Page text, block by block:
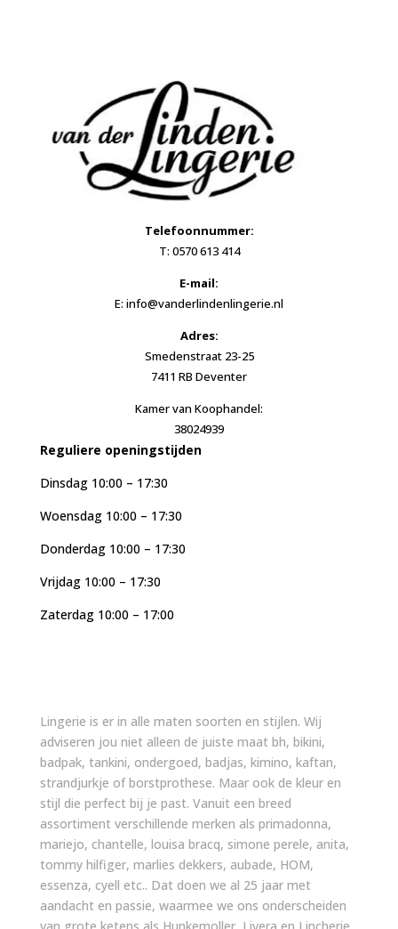
Telefoonnummer:
T: 0570 613 414
E-mail:
E: info@vanderlindenlingerie.nl
Adres:
Smedenstraat 23-25
7411 RB Deventer
Kamer van Koophandel:
38024939
Reguliere openingstijden
Dinsdag 10:00 – 17:30
Woensdag 10:00 – 17:30
Donderdag 10:00 – 17:30
Vrijdag 10:00 – 17:30
Zaterdag 10:00 – 17:00
Lingerie is er in alle maten soorten en stijlen. Wij
adviseren jou niet alleen de juiste maat bh, bikini,
badpak, tankini, ondergoed, badjas, kimino, kaftan,
strandjurkje of borstprothese. Maar ook de kleur en
stijl die perfect bij je past. Vanuit een breed
assortiment verschillende merken als primadonna,
mariejo, chantelle, louisa bracq, simone perele, anita,
tommy hilfiger, marlies dekkers, aubade, HOM,
essenza, cyell etc.. Dat doen we al 25 jaar met
aandacht en passie, waarmee we ons onderscheiden